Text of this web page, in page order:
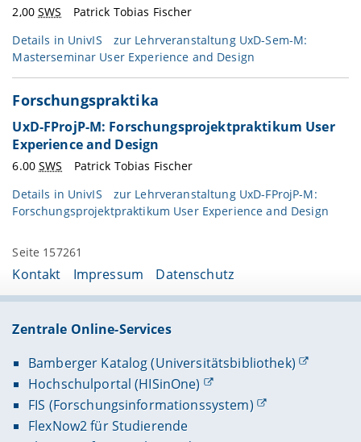
2,00SWS
Patrick Tobias Fischer
Details in UnivIS
zur Lehrveranstaltung UxD-Sem-M:
Masterseminar User Experience and Design
Forschungspraktika
UxD-FProjP-M: Forschungsprojektpraktikum User
Experience and Design
6.00SWS
Patrick Tobias Fischer
Details in UnivIS
zur Lehrveranstaltung UxD-FProjP-M:
Forschungsprojektpraktikum User Experience and Design
Seite 157261
Kontakt Impressum Datenschutz
Zentrale Online-Services
Bamberger Katalog (Universitätsbibliothek)
Hochschulportal (HISinOne)
FIS (Forschungsinformationssystem)
FlexNow2 für Studierende